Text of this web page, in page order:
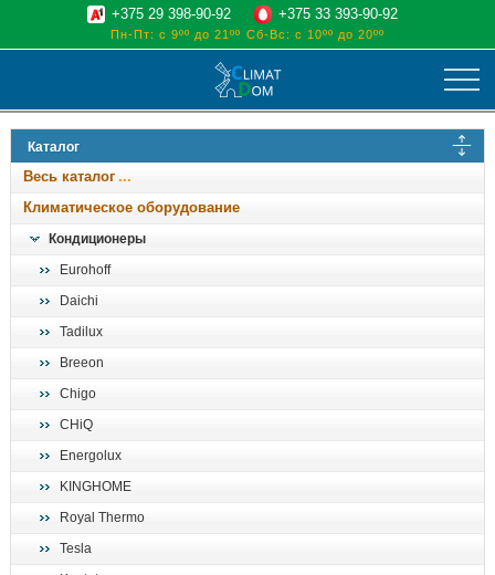
климат
отопительные котлы
водоснабжение
+375 29 398-90-92 +375 33 393-90-92
Пн-Пт: с 9ºº до 21ºº Сб-Вс: с 10ºº до 20ºº
Каталог
Весь каталог
Климатическое оборудование
Кондиционеры
Eurohoff
Daichi
Tadilux
Breeon
Chigo
CHiQ
Energolux
KINGHOME
Royal Thermo
Tesla